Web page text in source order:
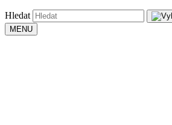
Hledat
MENU